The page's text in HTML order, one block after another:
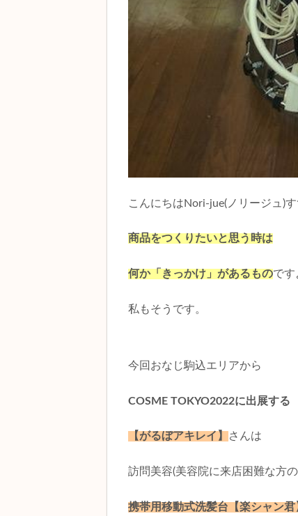
こんにちはNori-jue(ノリージュ)す
商品をつくりたいと思う時は
何か「きっかけ」があるものです
私もそうです。
今回おなじ駒込エリアから
COSME TOKYO2022に出展する
【がるぼアキレイ】 さんは
訪問美容(美容院に来店困難な方
携帯用移動式洗髪台【楽シャン君